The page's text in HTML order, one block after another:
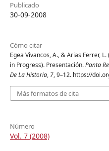
Publicado
30-09-2008
Cómo citar
Egea Vivancos, A., & Arias Ferrer,
in Progress). Presentación.Panta
De La Historia, 7, 9–12. https://
Más formatos de cita
Número
Vol. 7 (2008)